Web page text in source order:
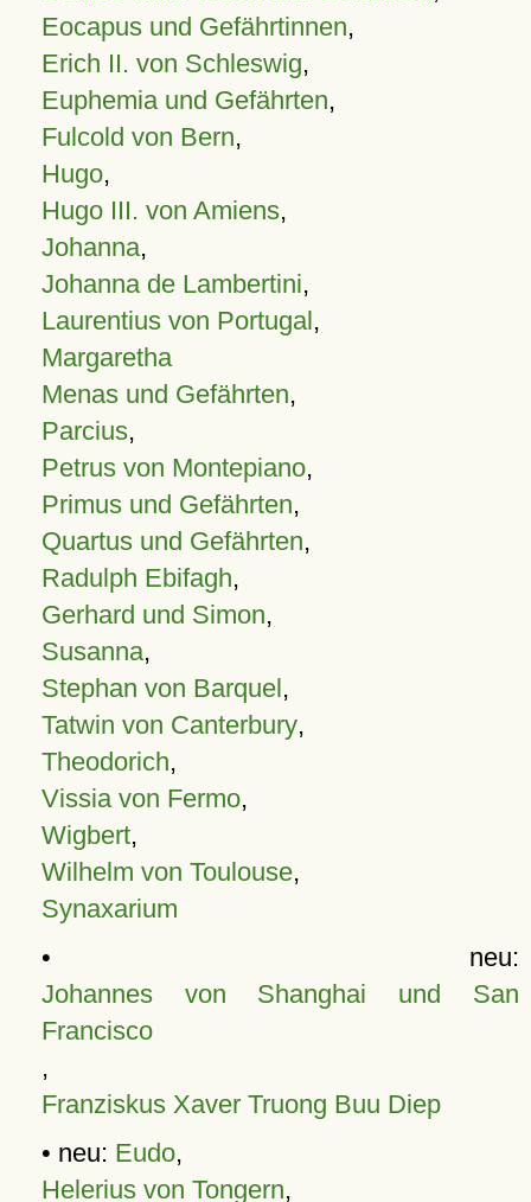
Eocapus und Gefährtinnen,
Erich II. von Schleswig,
Euphemia und Gefährten,
Fulcold von Bern,
Hugo,
Hugo III. von Amiens,
Johanna,
Johanna de Lambertini,
Laurentius von Portugal,
Margaretha
Menas und Gefährten,
Parcius,
Petrus von Montepiano,
Primus und Gefährten,
Quartus und Gefährten,
Radulph Ebifagh,
Gerhard und Simon,
Susanna,
Stephan von Barquel,
Tatwin von Canterbury,
Theodorich,
Vissia von Fermo,
Wigbert,
Wilhelm von Toulouse,
Synaxarium
• neu:
Johannes von Shanghai und San
Francisco
,
Franziskus Xaver Truong Buu Diep
• neu: Eudo,
Helerius von Tongern,